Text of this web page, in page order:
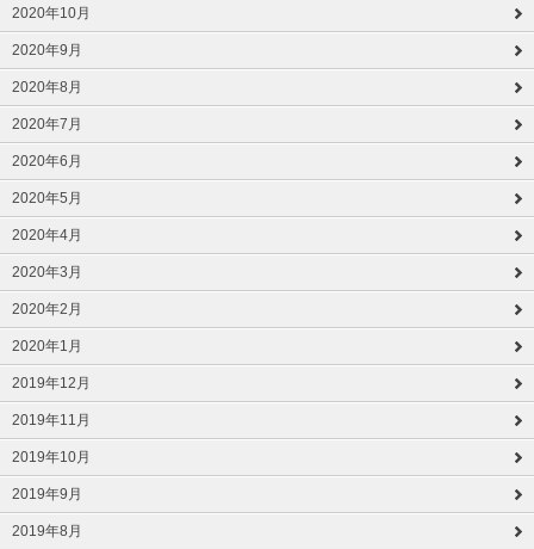
2020年10月
2020年9月
2020年8月
2020年7月
2020年6月
2020年5月
2020年4月
2020年3月
2020年2月
2020年1月
2019年12月
2019年11月
2019年10月
2019年9月
2019年8月